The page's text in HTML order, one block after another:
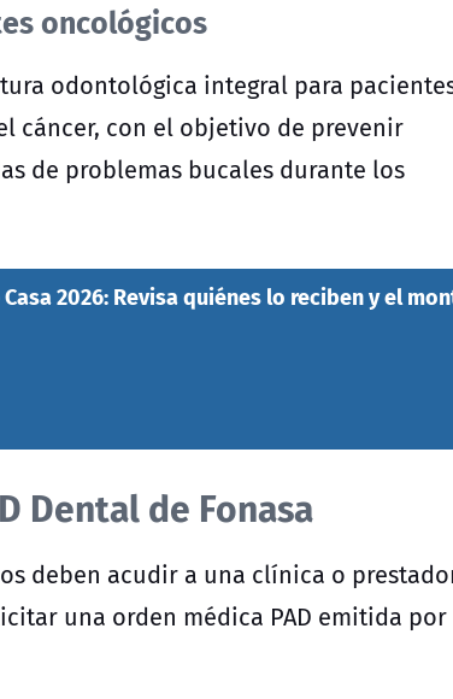
oncológicos
odontológica integral para
cáncer, con el objetivo de prevenir
de problemas bucales durante los
2026: Revisa quiénes lo reciben y el
Dental de Fonasa
deben acudir a una clínica o
una orden médica PAD emitida por